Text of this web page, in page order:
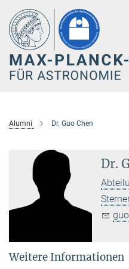
Hauptinhalt
Alumni Dr. Guo Chen
Dr.
Weitere Informationen